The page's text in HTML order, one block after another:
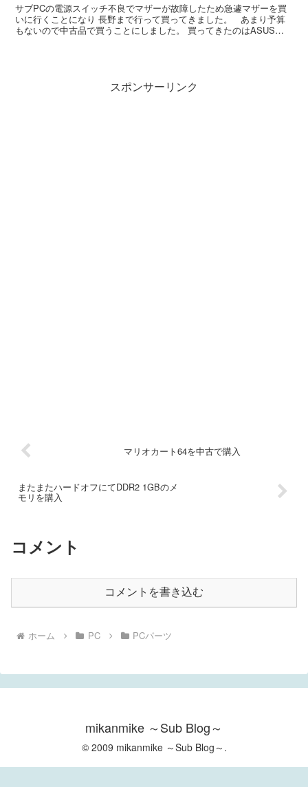
サブPCの電源スイッチ不良でマザーが故障したため急遽マザーを買
いに行くことになり 長野まで行って買ってきました。 あまり予算
もないので中古品で買うことにしました。 買ってきたのはASUS
スポンサーリンク
マリオカート64を中古で購入
またまたハードオフにてDDR2 1GBのメ
モリを購入
コメント
コメントを書き込む
ホーム PC PCパーツ
mikanmike ～Sub Blog～
© 2009 mikanmike ～Sub Blog～.